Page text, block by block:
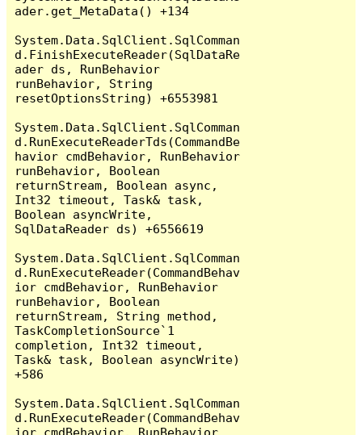
ader.get_MetaData() +134
System.Data.SqlClient.SqlComman
d.FinishExecuteReader(SqlDataRe
ader ds, RunBehavior
runBehavior, String
resetOptionsString) +6553981
System.Data.SqlClient.SqlComman
d.RunExecuteReaderTds(CommandBe
havior cmdBehavior, RunBehavior
runBehavior, Boolean
returnStream, Boolean async,
Int32 timeout, Task& task,
Boolean asyncWrite,
SqlDataReader ds) +6556619
System.Data.SqlClient.SqlComman
d.RunExecuteReader(CommandBehav
ior cmdBehavior, RunBehavior
runBehavior, Boolean
returnStream, String method,
TaskCompletionSource`1
completion, Int32 timeout,
Task& task, Boolean asyncWrite)
+586
System.Data.SqlClient.SqlComman
d.RunExecuteReader(CommandBehav
ior cmdBehavior, RunBehavior